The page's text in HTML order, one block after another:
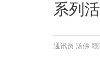
系列
通讯员 汤佛